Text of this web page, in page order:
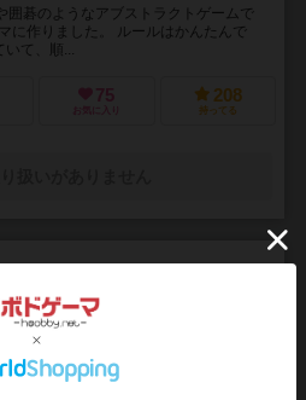
囲碁のようなアブストラクトゲームで
に作りました。 ルールはかんたんで
いて、順...
75
お気に入り
208
持ってる
ニマルシェ
+ marche